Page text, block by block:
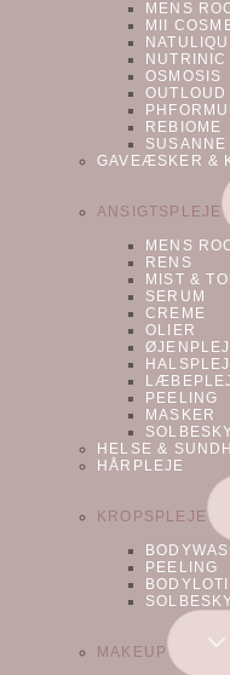
MENS
MII
NUTRINIC
OSMOSIS
OUTLOUD
REBIOME
GAVEÆSKER &
ANSIGTSPLEJE
MENS
RENS
MIST &
SERUM
CREME
OLIER
PEELING
MASKER
HELSE &
HÅRPLEJE
KROPSPLEJE
PEELING
MAKEUP